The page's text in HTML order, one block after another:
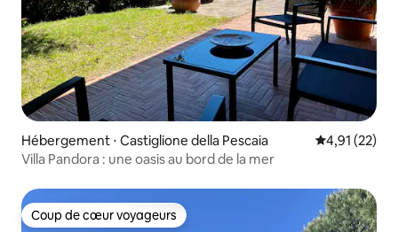
Hébergement ⋅ Castiglione della Pescaia Évaluation
4,91 (22)
Villa Pandora : une oasis au bord de la mer
Coup de cœur voyageurs
Coup de cœur voyageurs